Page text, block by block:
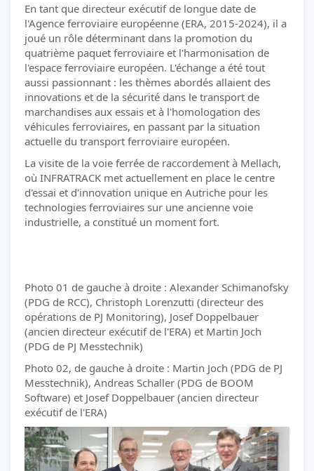
En tant que directeur exécutif de longue date de
l'Agence ferroviaire européenne (ERA, 2015-2024), il a
joué un rôle déterminant dans la promotion du
quatrième paquet ferroviaire et l'harmonisation de
l'espace ferroviaire européen. L'échange a été tout
aussi passionnant : les thèmes abordés allaient des
innovations et de la sécurité dans le transport de
marchandises aux essais et à l'homologation des
véhicules ferroviaires, en passant par la situation
actuelle du transport ferroviaire européen.
La visite de la voie ferrée de raccordement à Mellach,
où INFRATRACK met actuellement en place le centre
d'essai et d'innovation unique en Autriche pour les
technologies ferroviaires sur une ancienne voie
industrielle, a constitué un moment fort.
Photo 01 de gauche à droite : Alexander Schimanofsky
(PDG de RCC), Christoph Lorenzutti (directeur des
opérations de PJ Monitoring), Josef Doppelbauer
(ancien directeur exécutif de l'ERA) et Martin Joch
(PDG de PJ Messtechnik)
Photo 02, de gauche à droite : Martin Joch (PDG de PJ
Messtechnik), Andreas Schaller (PDG de BOOM
Software) et Josef Doppelbauer (ancien directeur
exécutif de l'ERA)